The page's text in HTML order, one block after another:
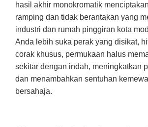
hasil akhir monokromatik
ramping dan tidak berantakan yang
industri dan rumah pinggiran kota
Anda lebih suka perak yang disikat,
corak khusus, permukaan halus
sekitar dengan indah, meningkatkan
dan menambahkan sentuhan
bersahaja.